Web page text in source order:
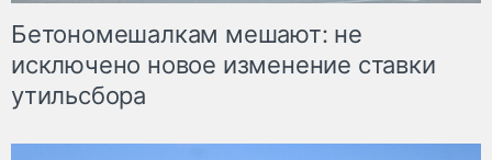
Бетономешалкам мешают: не
исключено новое изменение ставки
утильсбора